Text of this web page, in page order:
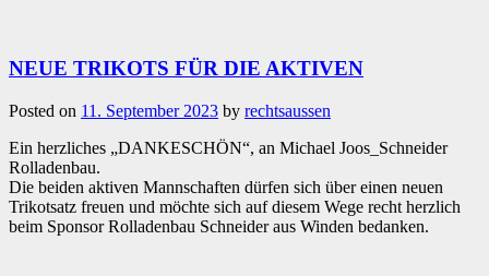
NEUE TRIKOTS FÜR DIE AKTIVEN
Posted on 11. September 2023 by rechtsaussen
Ein herzliches „DANKESCHÖN“, an Michael Joos_Schneider
Rolladenbau.
Die beiden aktiven Mannschaften dürfen sich über einen neuen
Trikotsatz freuen und möchte sich auf diesem Wege recht herzlich
beim Sponsor Rolladenbau Schneider aus Winden bedanken.